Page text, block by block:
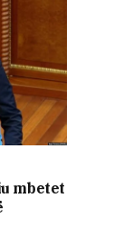
mbetet